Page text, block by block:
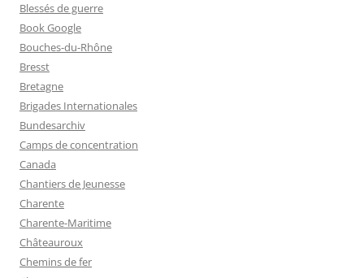
Blessés de guerre
Book Google
Bouches-du-Rhône
Bresst
Bretagne
Brigades Internationales
Bundesarchiv
Camps de concentration
Canada
Chantiers de Jeunesse
Charente
Charente-Maritime
Châteauroux
Chemins de fer